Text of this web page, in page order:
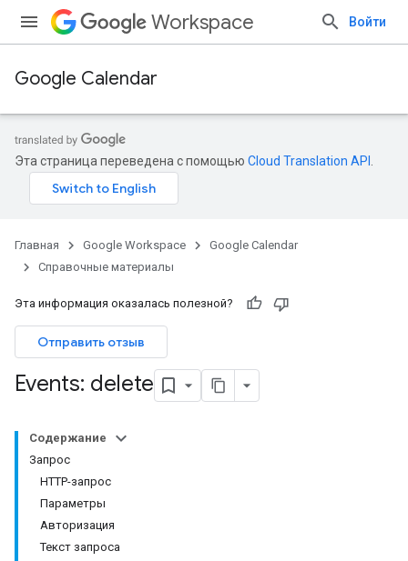
Workspace Войти
Google Calendar
Эта страница переведена с помощью Cloud Translation API
Главная Google Workspace
Google Calendar
Справочные материалы
Эта информация оказалась полезной?
Отправить отзыв
Events: delete
Содержание
Запрос
HTTP-запрос
Параметры
Авторизация
Текст запроса